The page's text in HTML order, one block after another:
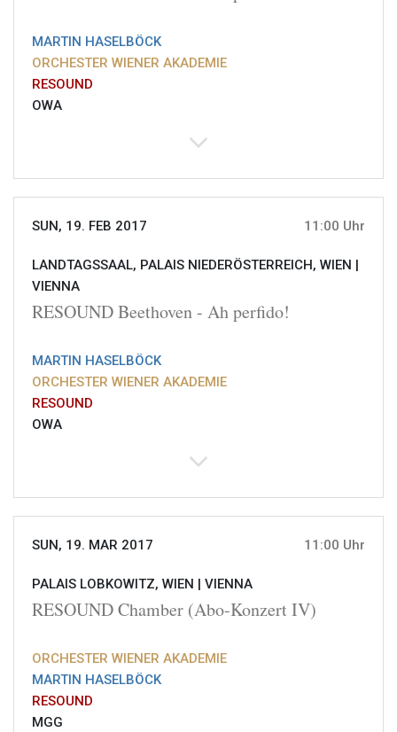
MARTIN HASELBÖCK
ORCHESTER WIENER AKADEMIE
RESOUND
OWA
SUN, 19. FEB 2017 11:00 Uhr
LANDTAGSSAAL, PALAIS NIEDERÖSTERREICH, WIEN |
VIENNA
RESOUND Beethoven - Ah perfido!
MARTIN HASELBÖCK
ORCHESTER WIENER AKADEMIE
RESOUND
OWA
SUN, 19. MAR 2017 11:00 Uhr
PALAIS LOBKOWITZ, WIEN | VIENNA
RESOUND Chamber (Abo-Konzert IV)
ORCHESTER WIENER AKADEMIE
MARTIN HASELBÖCK
RESOUND
MGG